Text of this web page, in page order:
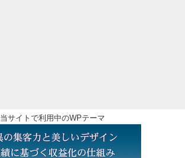
当サイトで利用中のWPテーマ